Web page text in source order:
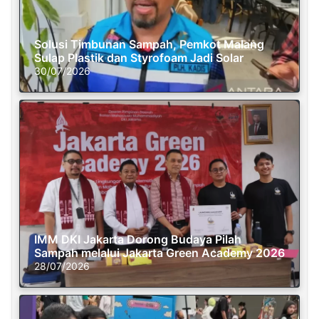
Solusi Timbunan Sampah, Pemkot Malang
Sulap Plastik dan Styrofoam Jadi Solar
30/07/2026
IMM DKI Jakarta Dorong Budaya Pilah
Sampah melalui Jakarta Green Academy 2026
28/07/2026